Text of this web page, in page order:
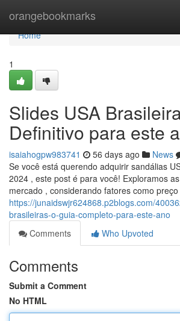
orangebookmarks
Home
Home
1
Slides USA
Definitivo para este
isaiahogpw983741 56 days ago News
Se você está querendo adquirir sandálias
2024 , este post é para você! Exploramos
mercado , considerando fatores como
https://junaidswjr624868.p2blogs.com/
brasileiras-o-guia-completo-para-este-ano
Comments
Who Upvoted
Comments
Submit a Comment
No HTML